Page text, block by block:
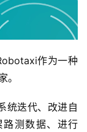
作为一种
。
统迭代、改进自
测数据、进行